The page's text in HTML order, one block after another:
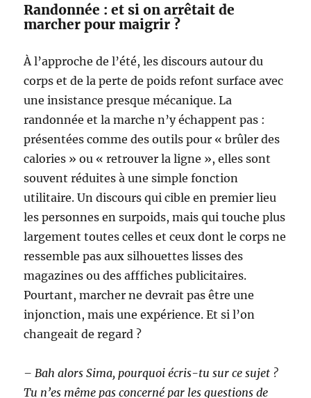
Randonnée : et si on arrêtait de
marcher pour maigrir ?
À l’approche de l’été, les discours autour du
corps et de la perte de poids refont surface avec
une insistance presque mécanique. La
randonnée et la marche n’y échappent pas :
présentées comme des outils pour « brûler des
calories » ou « retrouver la ligne », elles sont
souvent réduites à une simple fonction
utilitaire. Un discours qui cible en premier lieu
les personnes en surpoids, mais qui touche plus
largement toutes celles et ceux dont le corps ne
ressemble pas aux silhouettes lisses des
magazines ou des afffiches publicitaires.
Pourtant, marcher ne devrait pas être une
injonction, mais une expérience. Et si l’on
changeait de regard ?
– Bah alors Sima, pourquoi écris-tu sur ce sujet ?
Tu n’es même pas concerné par les questions de